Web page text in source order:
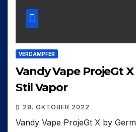
VERDAMPFER
Vandy Vape ProjeGt
Stil Vapor
28. OKTOBER 2022
Vandy Vape ProjeGt X by